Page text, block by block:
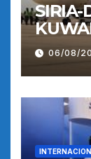
SIRIA-
06/08/